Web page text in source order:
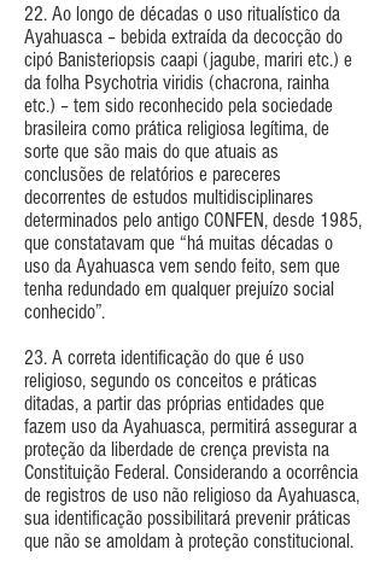
22. Ao longo de décadas o uso ritualístico da
Ayahuasca – bebida extraída da decocção do
cipó Banisteriopsis caapi (jagube, mariri etc.) e
da folha Psychotria viridis (chacrona, rainha
etc.) – tem sido reconhecido pela sociedade
brasileira como prática religiosa legítima, de
sorte que são mais do que atuais as
conclusões de relatórios e pareceres
decorrentes de estudos multidisciplinares
determinados pelo antigo CONFEN, desde 1985,
que constatavam que “há muitas décadas o
uso da Ayahuasca vem sendo feito, sem que
tenha redundado em qualquer prejuízo social
conhecido”.
23. A correta identificação do que é uso
religioso, segundo os conceitos e práticas
ditadas, a partir das próprias entidades que
fazem uso da Ayahuasca, permitirá assegurar a
proteção da liberdade de crença prevista na
Constituição Federal. Considerando a ocorrência
de registros de uso não religioso da Ayahuasca,
sua identificação possibilitará prevenir práticas
que não se amoldam à proteção constitucional.